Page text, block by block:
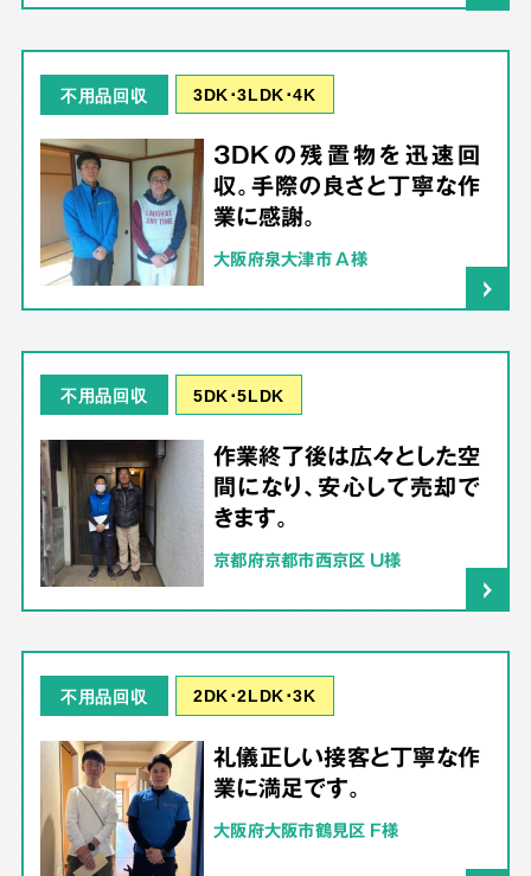
不用品回収 3DK･3LDK･4K
3DKの残置物を迅速回
収。手際の良さと丁寧な作
業に感謝。
大阪府泉大津市 A様
不用品回収 5DK･5LDK
作業終了後は広々とした空
間になり、安心して売却で
きます。
京都府京都市西京区 U様
不用品回収 2DK･2LDK･3K
礼儀正しい接客と丁寧な作
業に満足です。
大阪府大阪市鶴見区 F様